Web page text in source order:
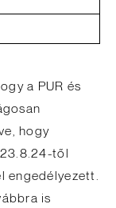
a PUR és
hogy
től
engedélyezett.
is